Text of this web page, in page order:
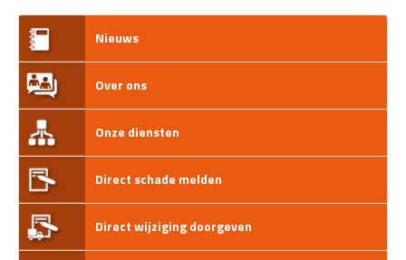
Nieuws
Over ons
Onze diensten
Direct schade melden
Direct wijziging doorgeven